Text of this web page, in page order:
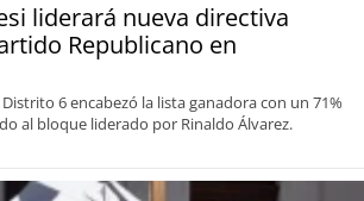
liderará nueva directiva
Republicano en
6 encabezó la lista ganadora con un 71%
al bloque liderado por Rinaldo Álvarez.